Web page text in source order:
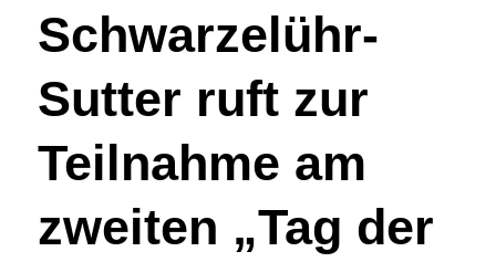
Schwarzelühr-
Sutter ruft zur
Teilnahme am
zweiten „Tag der